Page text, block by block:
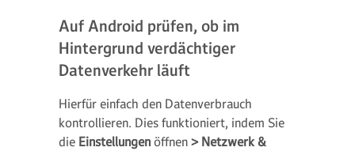
Auf Android prüfen, ob im
Hintergrund verdächtiger
Datenverkehr läuft
Hierfür einfach den Datenverbrauch
kontrollieren. Dies funktioniert, indem Sie
die Einstellungen öffnen > Netzwerk &